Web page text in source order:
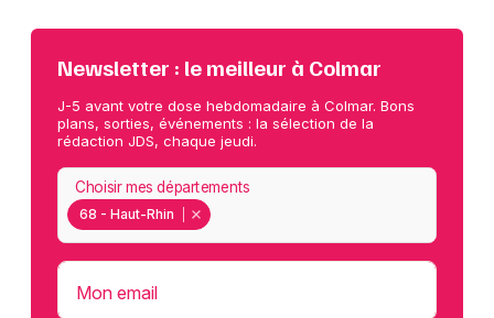
Newsletter : le meilleur à Colmar
J-5 avant votre dose hebdomadaire à Colmar. Bons
plans, sorties, événements : la sélection de la
rédaction JDS, chaque jeudi.
68 - Haut-Rhin
Choisir mes départements
Mon email